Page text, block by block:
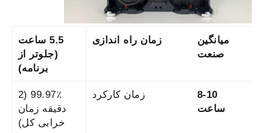
میانگین
صنعت
زمان راه اندازی
5.5 ساعت
(جلوتر از
برنامه)
8-10
ساعت
زمان کارکرد
99.97٪ (2
دقیقه زمان
خرابی کل)